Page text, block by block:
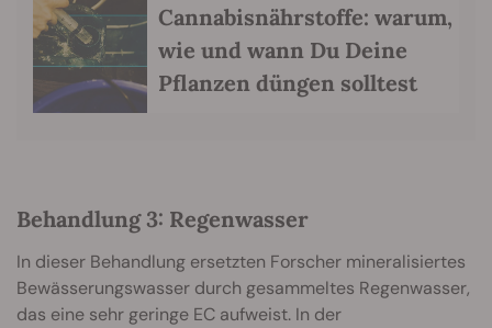
Cannabisnährstoffe: warum,
wie und wann Du Deine
Pflanzen düngen solltest
Behandlung 3: Regenwasser
In dieser Behandlung ersetzten Forscher mineralisiertes
Bewässerungswasser durch gesammeltes Regenwasser,
das eine sehr geringe EC aufweist. In der